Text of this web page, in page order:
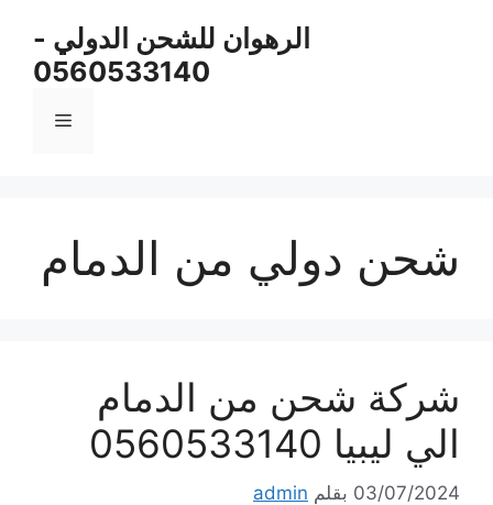
الرهوان للشحن الدولي -
0560533140
القائمة
شحن دولي من الدمام
شركة شحن من الدمام
الي ليبيا 0560533140
03/07/2024 بقلم admin